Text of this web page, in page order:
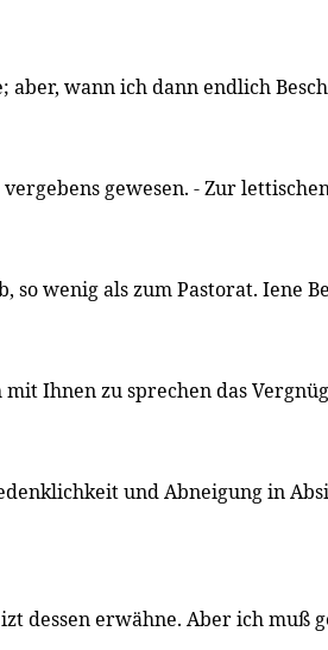
aber, wann ich dann endlich
gewesen. - Zur
so wenig als zum Pastorat. Iene
mit Ihnen zu sprechen das
und Abneigung in
dessen erwähne. Aber ich muß